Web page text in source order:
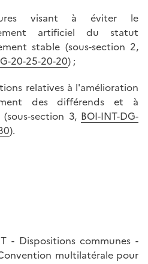
visant à éviter le
artificiel du statut
stable (sous-section 2,
20-25-20-20) ;
relatives à l'amélioration
des différends et à
section 3, BOI-INT-DG-
).
- Dispositions communes -
multilatérale pour